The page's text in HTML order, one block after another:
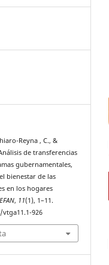
Reyna , C., &
de transferencias
gubernamentales,
bienestar de las
en los hogares
, 11(1), 1–11.
926